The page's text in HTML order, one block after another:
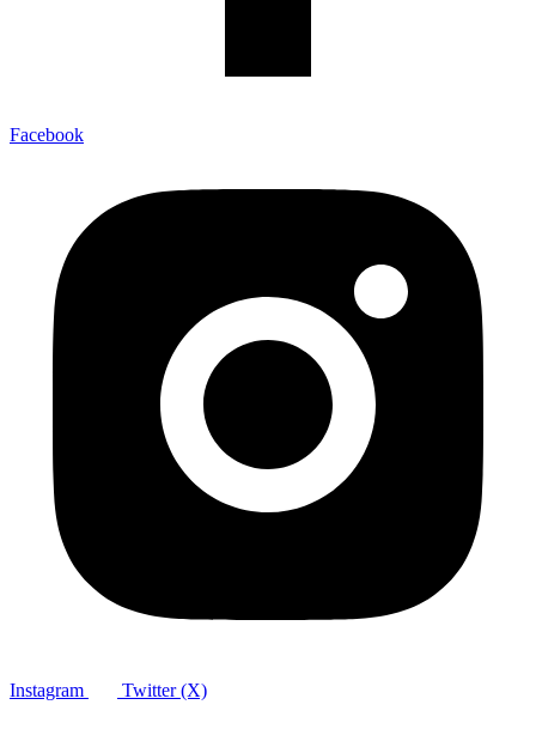
Facebook
Instagram Twitter (X)